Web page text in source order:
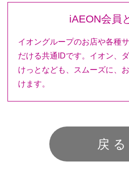
iAEON会員
イオングループのお店や各種
だける共通IDです。イオン、
けっとなども、スムーズに、
けます。
戻 る